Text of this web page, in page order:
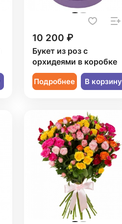
10 200 ₽
Букет из роз с
орхидеями в коробке
Подробнее В корзину